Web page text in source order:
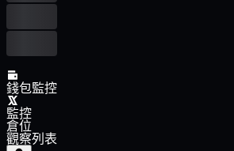
錢包監控
監控
倉位
觀察列表